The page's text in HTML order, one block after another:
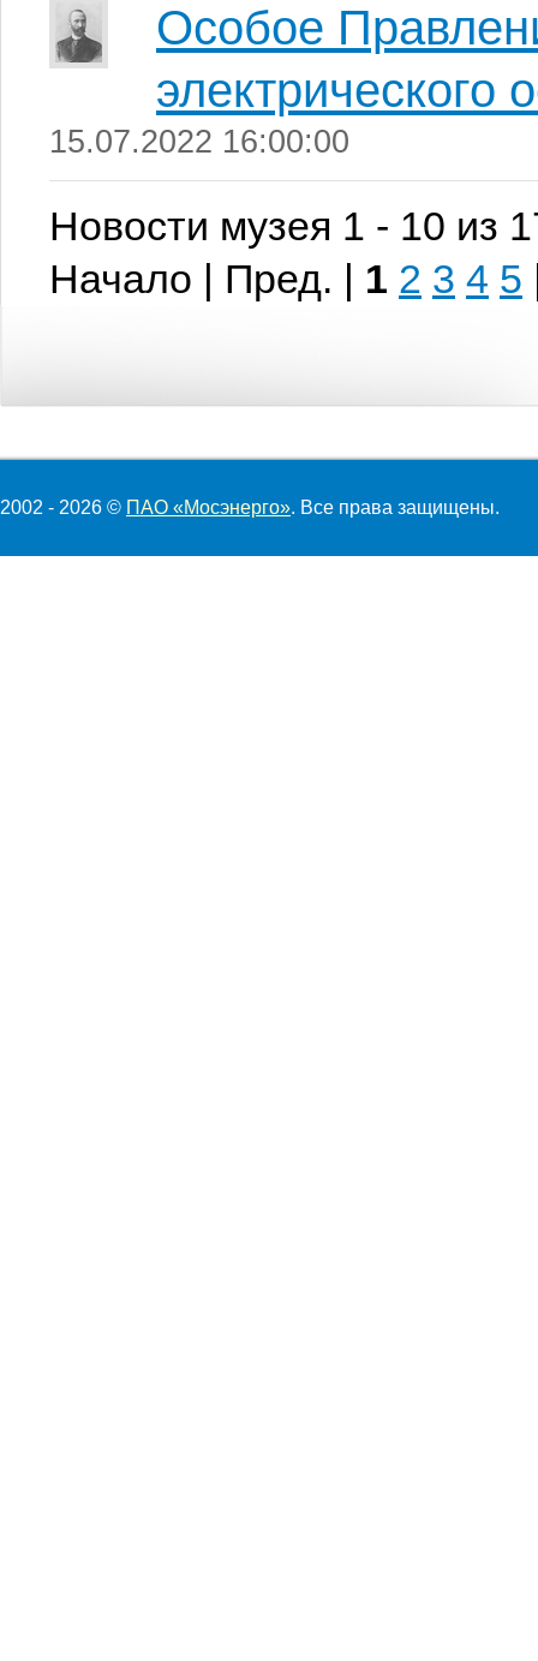
Особое
электрического
15.07.2022 16:00:00
Новости музея 1 - 10 из
Начало | Пред. | 1 2 3 4 5
2002 - 2026 © ПАО «Мосэнерго». Все права защищены.